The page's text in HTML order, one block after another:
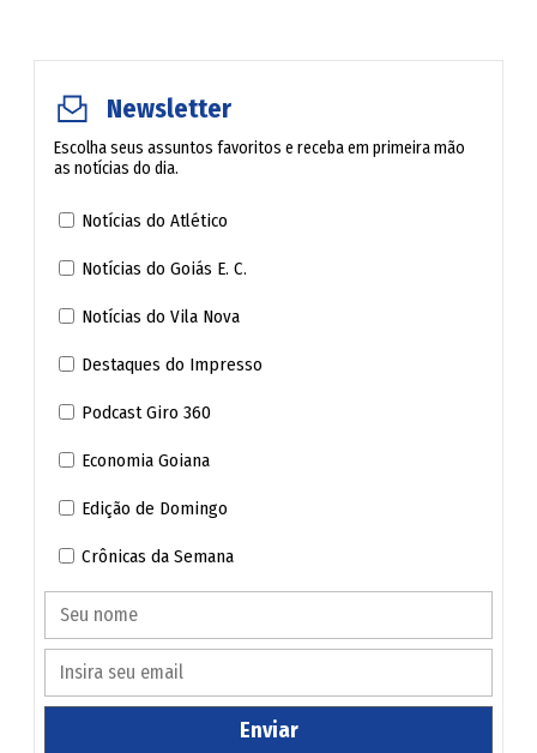
Newsletter
Escolha seus assuntos favoritos e receba em primeira mão
as notícias do dia.
Notícias do Atlético
Notícias do Goiás E. C.
Notícias do Vila Nova
Destaques do Impresso
Podcast Giro 360
Economia Goiana
Edição de Domingo
Crônicas da Semana
Enviar